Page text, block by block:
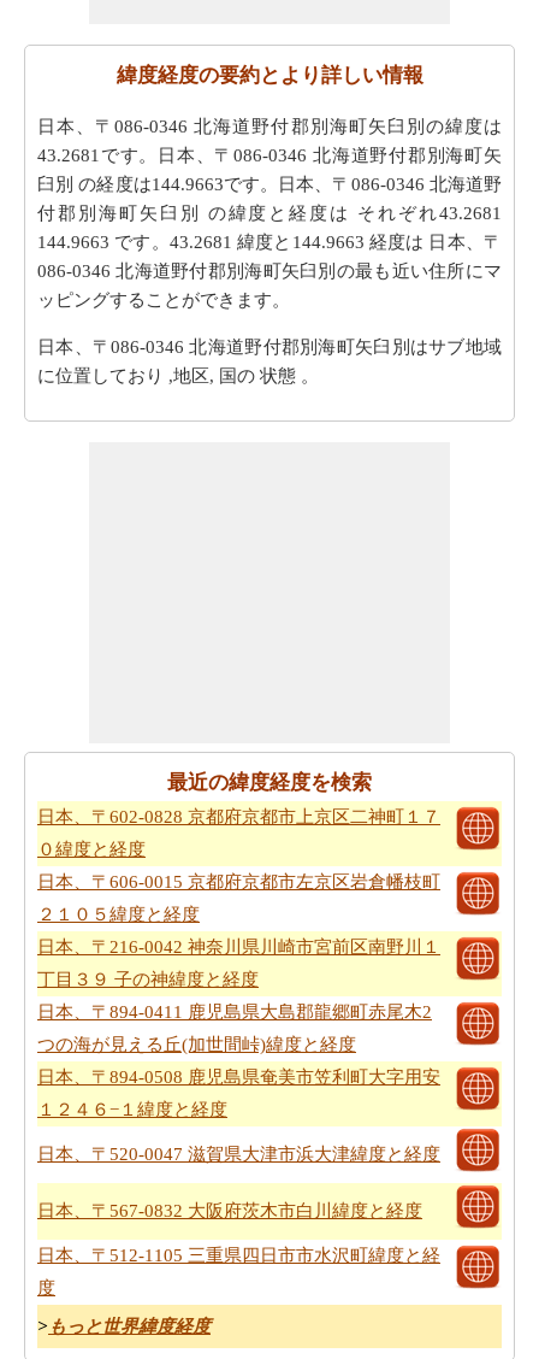
緯度経度の要約とより詳しい情報
日本、〒086-0346 北海道野付郡別海町矢臼別の緯度は
43.2681です。日本、〒086-0346 北海道野付郡別海町矢
臼別 の経度は144.9663です。日本、〒086-0346 北海道野
付郡別海町矢臼別 の緯度と経度は それぞれ43.2681
144.9663 です。43.2681 緯度と144.9663 経度は 日本、〒
086-0346 北海道野付郡別海町矢臼別の最も近い住所にマ
ッピングすることができます。
日本、〒086-0346 北海道野付郡別海町矢臼別はサブ地域
に位置しており ,地区, 国の 状態 。
最近の緯度経度を検索
日本、〒602-0828 京都府京都市上京区二神町１７
０緯度と経度
日本、〒606-0015 京都府京都市左京区岩倉幡枝町
２１０５緯度と経度
日本、〒216-0042 神奈川県川崎市宮前区南野川１
丁目３９ 子の神緯度と経度
日本、〒894-0411 鹿児島県大島郡龍郷町赤尾木2
つの海が見える丘(加世間峠)緯度と経度
日本、〒894-0508 鹿児島県奄美市笠利町大字用安
１２４６−１緯度と経度
日本、〒520-0047 滋賀県大津市浜大津緯度と経度
日本、〒567-0832 大阪府茨木市白川緯度と経度
日本、〒512-1105 三重県四日市市水沢町緯度と経
度
> もっと世界緯度経度